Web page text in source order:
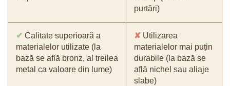
purtări)
✔ Calitate superioară a
materialelor utilizate (la
bază se află bronz, al treilea
metal ca valoare din lume)
✘ Utilizarea
materialelor mai puțin
durabile (la bază se
află nichel sau aliaje
slabe)